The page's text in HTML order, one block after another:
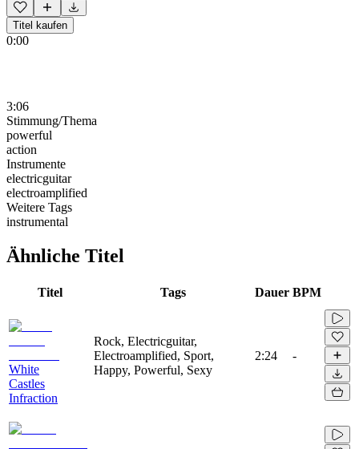
Titel kaufen
0:00
3:06
Stimmung/Thema
powerful
action
Instrumente
electricguitar
electroamplified
Weitere Tags
instrumental
Ähnliche Titel
Titel Tags Dauer BPM
White
Castles
Infraction
Rock, Electricguitar,
Electroamplified, Sport,
Happy, Powerful, Sexy
2:24 -